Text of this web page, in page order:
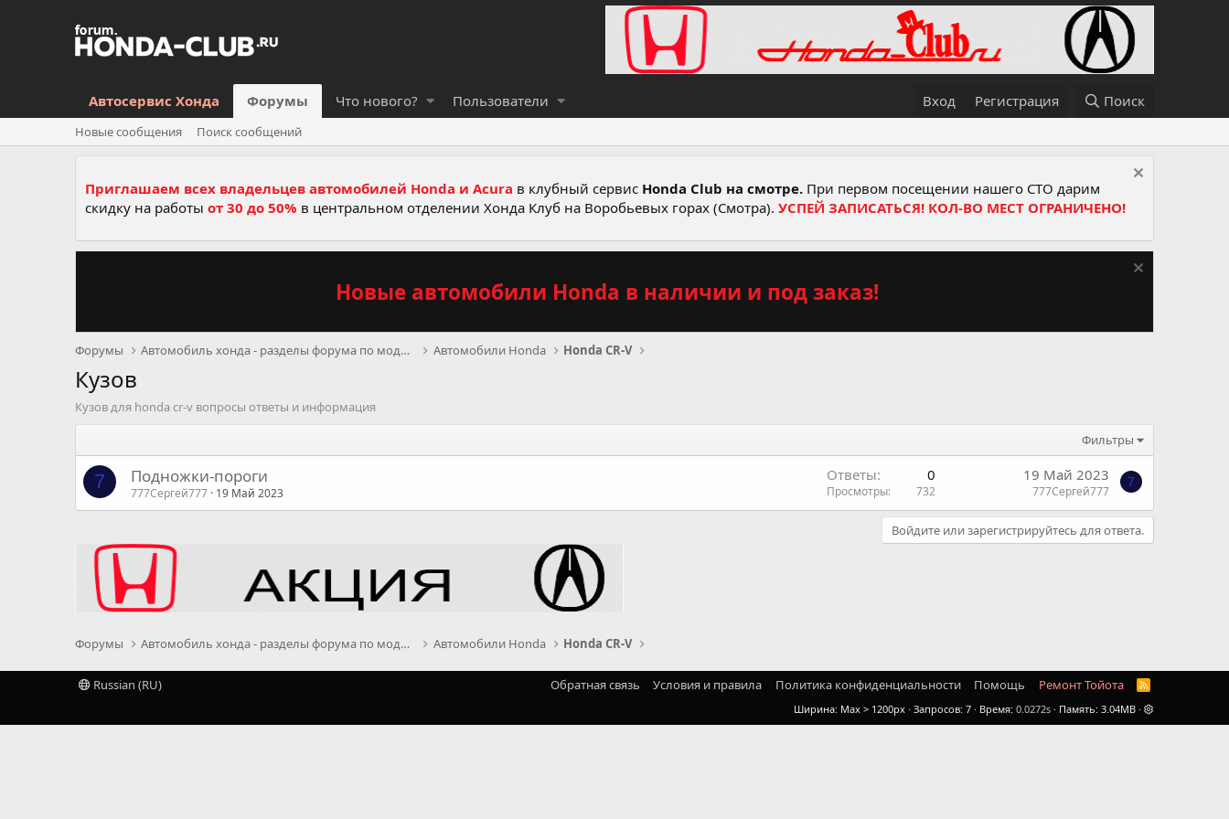
Автосервис Хонда Форумы Что нового? Пользователи Вход Регистрация Поиск
Новые сообщения Поиск сообщений
Приглашаем всех владельцев автомобилей Honda и Acura в клубный сервис Honda Club на смотре. При первом посещении нашего СТО дарим
скидку на работы от 30 до 50% в центральном отделении Хонда Клуб на Воробьевых горах (Смотра). УСПЕЙ ЗАПИСАТЬСЯ! КОЛ-ВО МЕСТ ОГРАНИЧЕНО!
Новые автомобили Honda в наличии и под заказ!
Форумы Автомобиль хонда - разделы форума по моделям, серв Автомобили Honda Honda CR-V
Кузов
Кузов для honda cr-v вопросы ответы и информация
Фильтры
7 Подножки-пороги
777Сергей777 19 Май 2023
Ответы 0
Просмотры 732
19 Май 2023
777Сергей777
7
Войдите или зарегистрируйтесь для ответа.
Форумы Автомобиль хонда - разделы форума по моделям, серв Автомобили Honda Honda CR-V
Russian (RU) Обратная связь Условия и правила Политика конфиденциальности Помощь Ремонт Тойота
R
S
Ширина Запросов 7 Время 0.0272s Память 3.04MB